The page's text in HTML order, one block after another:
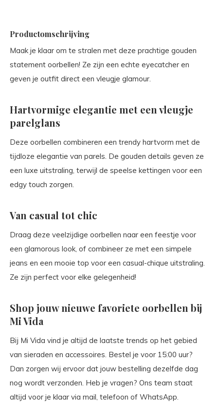
Productomschrijving
Maak je klaar om te stralen met deze prachtige gouden
statement oorbellen! Ze zijn een echte eyecatcher en
geven je outfit direct een vleugje glamour.
Hartvormige elegantie met een vleugje
parelglans
Deze oorbellen combineren een trendy hartvorm met de
tijdloze elegantie van parels. De gouden details geven ze
een luxe uitstraling, terwijl de speelse kettingen voor een
edgy touch zorgen.
Van casual tot chic
Draag deze veelzijdige oorbellen naar een feestje voor
een glamorous look, of combineer ze met een simpele
jeans en een mooie top voor een casual-chique uitstraling.
Ze zijn perfect voor elke gelegenheid!
Shop jouw nieuwe favoriete oorbellen bij
Mi Vida
Bij Mi Vida vind je altijd de laatste trends op het gebied
van sieraden en accessoires. Bestel je voor 15:00 uur?
Dan zorgen wij ervoor dat jouw bestelling dezelfde dag
nog wordt verzonden. Heb je vragen? Ons team staat
altijd voor je klaar via mail, telefoon of WhatsApp.